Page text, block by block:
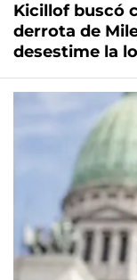
Kicillof buscó
derrota de
desestime la